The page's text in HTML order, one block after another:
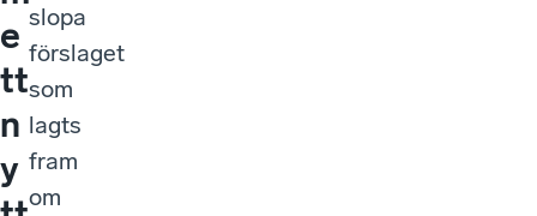
e
tt
n
y
slopa
förslaget
som
lagts
fram
om